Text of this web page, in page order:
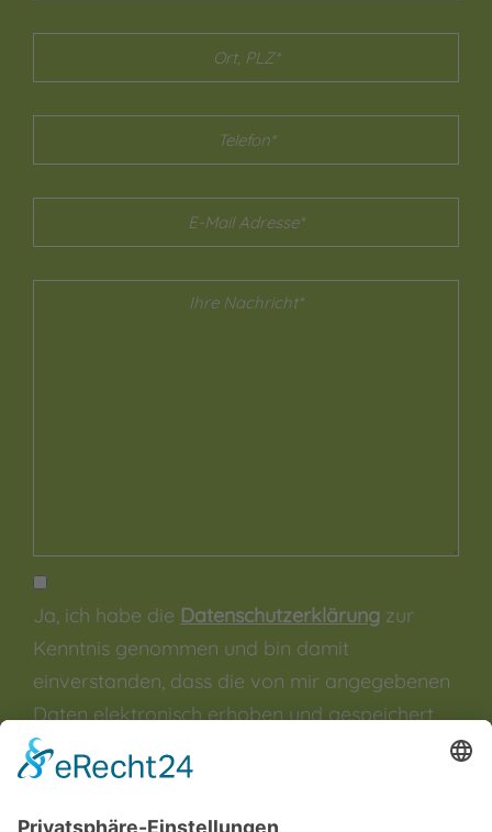
Ja, ich habe die Datenschutzerklärung zur
Kenntnis genommen und bin damit
einverstanden, dass die von mir angegebenen
Daten elektronisch erhoben und gespeichert
werden. Meine Daten werden dabei nur streng
zweckgebunden zur Bearbeitung und
Beantwortung meiner Anfrage genutzt. Sie